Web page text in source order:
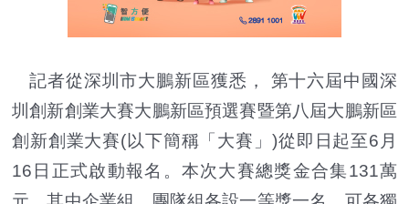
記者從深圳市大鵬新區獲悉， 第十六屆中國深
圳創新創業大賽大鵬新區預選賽暨第八屆大鵬新區
創新創業大賽(以下簡稱「大賽」)從即日起至6月
16日正式啟動報名。本次大賽總獎金合集131萬